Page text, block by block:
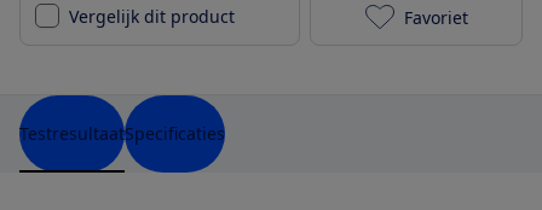
Vergelijk dit product Kalkhoff
Favoriet
TestresultaatSpecificaties